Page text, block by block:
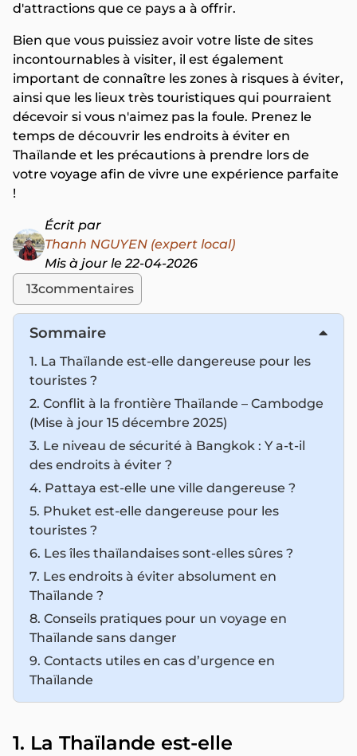
d'attractions que ce pays a à offrir.
Bien que vous puissiez avoir votre liste de sites
incontournables à visiter, il est également
important de connaître les zones à risques à éviter,
ainsi que les lieux très touristiques qui pourraient
décevoir si vous n'aimez pas la foule. Prenez le
temps de découvrir les endroits à éviter en
Thaïlande et les précautions à prendre lors de
votre voyage afin de vivre une expérience parfaite
!
Écrit par
Thanh NGUYEN (expert local)
Mis à jour le 22-04-2026
13commentaires
Sommaire
1. La Thaïlande est-elle dangereuse pour les
touristes ?
2. Conflit à la frontière Thaïlande – Cambodge
(Mise à jour 15 décembre 2025)
3. Le niveau de sécurité à Bangkok : Y a-t-il
des endroits à éviter ?
4. Pattaya est-elle une ville dangereuse ?
5. Phuket est-elle dangereuse pour les
touristes ?
6. Les îles thaïlandaises sont-elles sûres ?
7. Les endroits à éviter absolument en
Thaïlande ?
8. Conseils pratiques pour un voyage en
Thaïlande sans danger
9. Contacts utiles en cas d’urgence en
Thaïlande
1. La Thaïlande est-elle